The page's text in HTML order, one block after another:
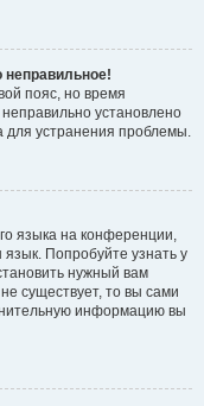
неправильное!
пояс, но время
установлено
для устранения проблемы.
языка на конференции,
Попробуйте узнать у
нужный вам
существует, то вы сами
информацию вы